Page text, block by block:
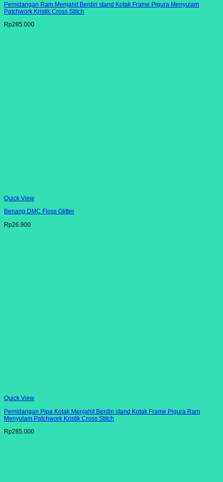
Pemidangan Ram Menjahit Berdiri stand Kotak Frame Pigura Menyulam
Patchwork Kristik Cross Stitch
Rp285.000
Quick View
Benang DMC Floss Glitter
Rp26.900
Quick View
Pemidangan Pipa Kotak Menjahit Berdiri stand Kotak Frame Pigura Ram
Menyulam Patchwork Kristik Cross Stitch
Rp285.000